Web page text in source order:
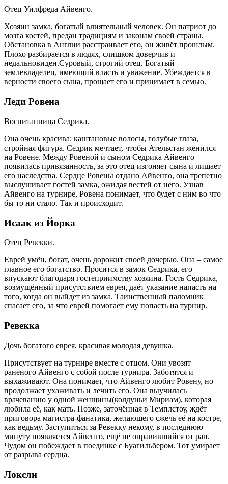
Отец Уилфреда Айвенго.
Хозяин замка, богатый влиятельный человек. Он патриот до
мозга костей, предан традициям и законам своей страны.
Обстановка в Англии расстраивает его, он живёт прошлым.
Плохо разбирается в людях, слишком доверчив и
недальновиден.Суровый, строгий отец. Богатый
землевладелец, имеющий власть и уважение. Убеждается в
верности своего сына, прощает его и принимает в семью.
Леди Ровена
Воспитанница Седрика.
Она очень красива: каштановые волосы, голубые глаза,
стройная фигура. Седрик мечтает, чтобы Ательстан женился
на Ровене. Между Ровеной и сыном Седрика Айвенго
появилась привязанность, за это отец изгоняет сына и лишает
его наследства. Сердце Ровены отдано Айвенго, она трепетно
выслушивает гостей замка, ожидая вестей от него. Узнав
Айвенго на турнире, Ровена понимает, что будет с ним во что
бы то ни стало. Так и происходит.
Исаак из Йорка
Отец Ревекки.
Еврей умён, богат, очень дорожит своей дочерью. Она – самое
главное его богатство. Просится в замок Седрика, его
впускают благодаря гостеприимству хозяина. Гость Седрика,
возмущённый присутствием еврея, даёт указание напасть на
того, когда он выйдет из замка. Таинственный паломник
спасает его, за что еврей помогает ему попасть на турнир.
Ревекка
Дочь богатого еврея, красивая молодая девушка.
Присутствует на турнире вместе с отцом. Они увозят
раненого Айвенго с собой после турнира. Заботятся и
выхаживают. Она понимает, что Айвенго любит Ровену, но
продолжает ухаживать и лечить его. Она выучилась
врачеванию у одной женщины(колдуньи Мириам), которая
любила её, как мать. Позже, заточённая в Темплстоу, ждёт
приговора магистра-фанатика, желающего сжечь её на костре,
как ведьму. Заступиться за Ревекку некому, в последнюю
минуту появляется Айвенго, ещё не оправившийся от ран.
Чудом он побеждает в поединке с Буагильбером. Тот умирает
от разрыва сердца.
Локсли